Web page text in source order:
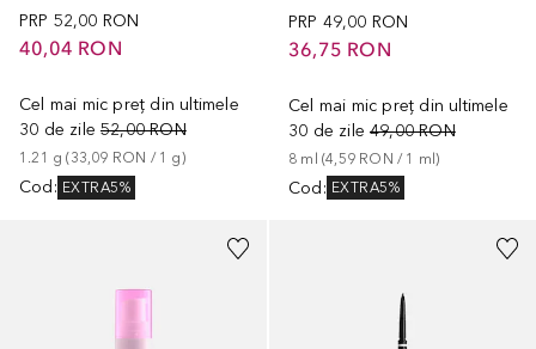
PRP 52,00 RON
40,04 RON
Cel mai mic preț din ultimele
30 de zile 52,00 RON
1.21 g (33,09 RON / 1 g)
Cod : EXTRA5%
PRP 49,00 RON
36,75 RON
Cel mai mic preț din ultimele
30 de zile 49,00 RON
8 ml (4,59 RON / 1 ml)
Cod : EXTRA5%
+8 +5